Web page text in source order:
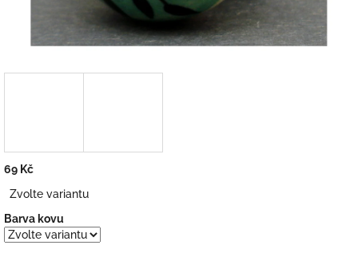
69 Kč
cena:
Zvolte variantu
Barva kovu